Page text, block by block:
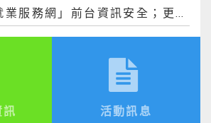
活動訊息